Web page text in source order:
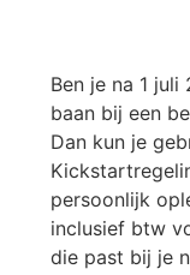
Ben je na 1
baan bij een
Dan kun je
persoonlijk
inclusief btw
die past bij je